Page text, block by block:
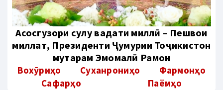
Aсосгузори сулҳу ваҳдати миллӣ – Пешвои
миллат, Президенти Ҷумҳурии Тоҷикистон
муҳтарам Эмомалӣ Раҳмон
Вохӯриҳо Суханрониҳо
Фармонҳо
Сафарҳо
Паёмҳо